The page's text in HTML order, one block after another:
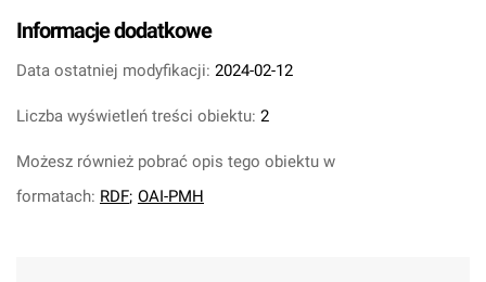
Informacje dodatkowe
Data ostatniej modyfikacji: 2024-02-12
Liczba wyświetleń treści obiektu: 2
Możesz również pobrać opis tego obiektu w
formatach: RDF; OAI-PMH